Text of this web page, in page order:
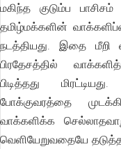
மகிந்த குடும்ப
தமிழ்மக்களின்
நடத்தியது. இதை மீறி
பிரதேசத்தில்
பிடித்தது
போக்குவரத்தை
வாக்களிக்க
வெளியேறுவதையே